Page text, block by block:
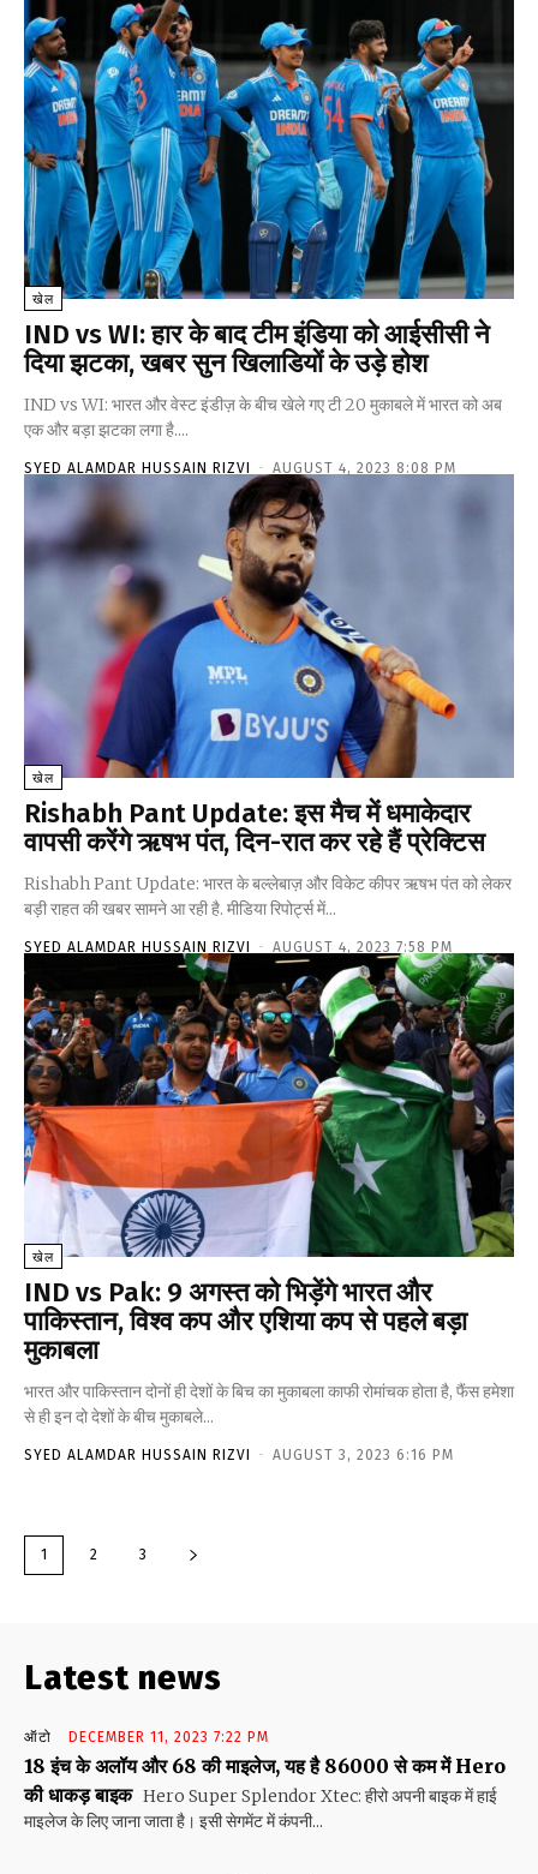
खेल
IND vs WI: हार के बाद टीम इंडिया को आईसीसी ने
दिया झटका, खबर सुन खिलाडियों के उड़े होश
IND vs WI: भारत और वेस्ट इंडीज़ के बीच खेले गए टी 20 मुकाबले में भारत को अब
एक और बड़ा झटका लगा है....
SYED ALAMDAR HUSSAIN RIZVI - AUGUST 4, 2023 8:08 PM
खेल
Rishabh Pant Update: इस मैच में धमाकेदार
वापसी करेंगे ऋषभ पंत, दिन-रात कर रहे हैं प्रेक्टिस
Rishabh Pant Update: भारत के बल्लेबाज़ और विकेट कीपर ऋषभ पंत को लेकर
बड़ी राहत की खबर सामने आ रही है. मीडिया रिपोर्ट्स में...
SYED ALAMDAR HUSSAIN RIZVI - AUGUST 4, 2023 7:58 PM
खेल
IND vs Pak: 9 अगस्त को भिड़ेंगे भारत और
पाकिस्तान, विश्व कप और एशिया कप से पहले बड़ा
मुकाबला
भारत और पाकिस्तान दोनों ही देशों के बिच का मुकाबला काफी रोमांचक होता है, फैंस हमेशा
से ही इन दो देशों के बीच मुकाबले...
SYED ALAMDAR HUSSAIN RIZVI - AUGUST 3, 2023 6:16 PM
1 2 3
Latest news
ऑटो DECEMBER 11, 2023 7:22 PM
18 इंच के अलॉय और 68 की माइलेज, यह है 86000 से कम में Hero
की धाकड़ बाइक Hero Super Splendor Xtec: हीरो अपनी बाइक में हाई
माइलेज के लिए जाना जाता है। इसी सेगमेंट में कंपनी...